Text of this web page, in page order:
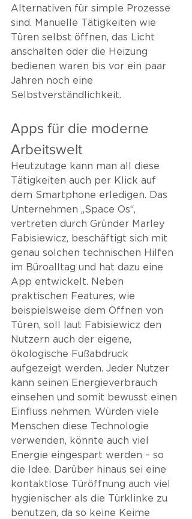
Alternativen für simple Prozesse
sind. Manuelle Tätigkeiten wie
Türen selbst öffnen, das Licht
anschalten oder die Heizung
bedienen waren bis vor ein paar
Jahren noch eine
Selbstverständlichkeit.
Apps für die moderne
Arbeitswelt
Heutzutage kann man all diese
Tätigkeiten auch per Klick auf
dem Smartphone erledigen. Das
Unternehmen „Space Os“,
vertreten durch Gründer Marley
Fabisiewicz, beschäftigt sich mit
genau solchen technischen Hilfen
im Büroalltag und hat dazu eine
App entwickelt. Neben
praktischen Features, wie
beispielsweise dem Öffnen von
Türen, soll laut Fabisiewicz den
Nutzern auch der eigene,
ökologische Fußabdruck
aufgezeigt werden. Jeder Nutzer
kann seinen Energieverbrauch
einsehen und somit bewusst einen
Einfluss nehmen. Würden viele
Menschen diese Technologie
verwenden, könnte auch viel
Energie eingespart werden – so
die Idee. Darüber hinaus sei eine
kontaktlose Türöffnung auch viel
hygienischer als die Türklinke zu
benutzen, da so keine Keime